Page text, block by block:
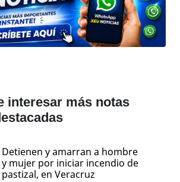
interesar más notas
Detienen y amarran a hombre
y mujer por iniciar incendio de
pastizal, en Veracruz